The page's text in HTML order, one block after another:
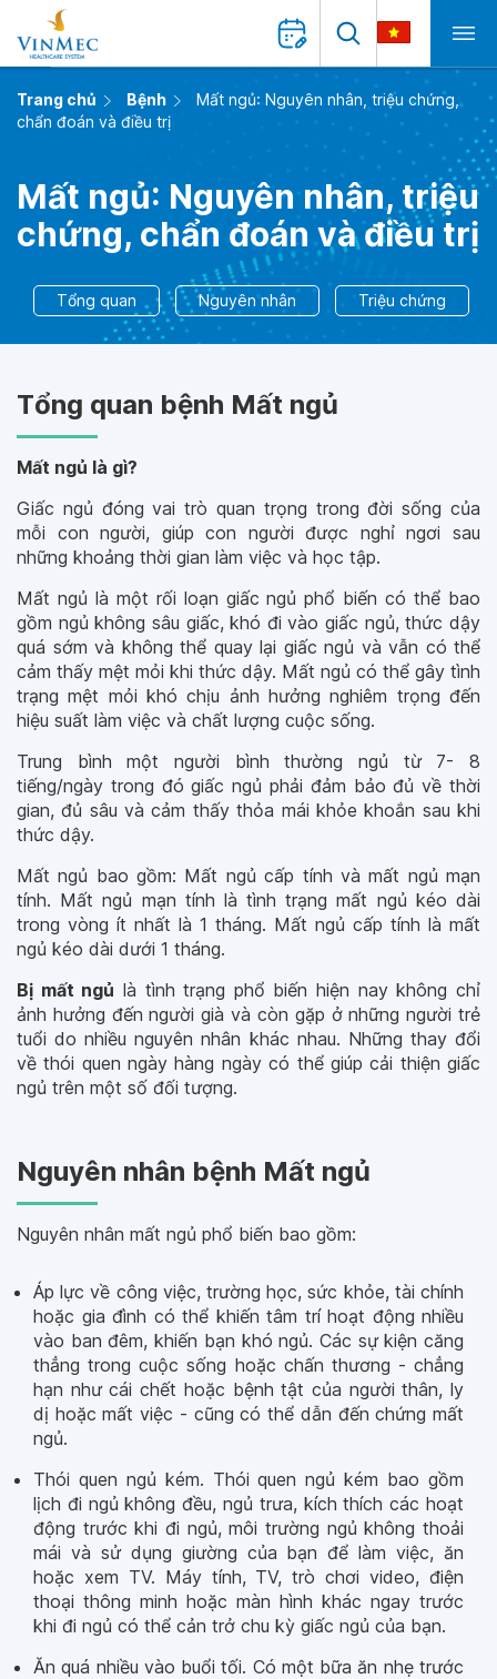
Trang chủ Bệnh
Mất ngủ: Nguyên nhân, triệu chứng,
chẩn đoán và điều trị
Mất ngủ: Nguyên nhân, triệu
chứng, chẩn đoán và điều trị
Tổng quan Nguyên nhân Triệu chứng
Tổng quan bệnh Mất ngủ
Mất ngủ là gì?
Giấc ngủ đóng vai trò quan trọng trong đời sống của
mỗi con người, giúp con người được nghỉ ngơi sau
những khoảng thời gian làm việc và học tập.
Mất ngủ là một rối loạn giấc ngủ phổ biến có thể bao
gồm ngủ không sâu giấc, khó đi vào giấc ngủ, thức dậy
quá sớm và không thể quay lại giấc ngủ và vẫn có thể
cảm thấy mệt mỏi khi thức dậy. Mất ngủ có thể gây tình
trạng mệt mỏi khó chịu ảnh hưởng nghiêm trọng đến
hiệu suất làm việc và chất lượng cuộc sống.
Trung bình một người bình thường ngủ từ 7- 8
tiếng/ngày trong đó giấc ngủ phải đảm bảo đủ về thời
gian, đủ sâu và cảm thấy thỏa mái khỏe khoắn sau khi
thức dậy.
Mất ngủ bao gồm: Mất ngủ cấp tính và mất ngủ mạn
tính. Mất ngủ mạn tính là tình trạng mất ngủ kéo dài
trong vòng ít nhất là 1 tháng. Mất ngủ cấp tính là mất
ngủ kéo dài dưới 1 tháng.
Bị mất ngủ là tình trạng phổ biến hiện nay không chỉ
ảnh hưởng đến người già và còn gặp ở những người trẻ
tuổi do nhiều nguyên nhân khác nhau. Những thay đổi
về thói quen ngày hàng ngày có thể giúp cải thiện giấc
ngủ trên một số đối tượng.
Nguyên nhân bệnh Mất ngủ
Nguyên nhân mất ngủ phổ biến bao gồm:
Áp lực về công việc, trường học, sức khỏe, tài chính
hoặc gia đình có thể khiến tâm trí hoạt động nhiều
vào ban đêm, khiến bạn khó ngủ. Các sự kiện căng
thẳng trong cuộc sống hoặc chấn thương - chẳng
hạn như cái chết hoặc bệnh tật của người thân, ly
dị hoặc mất việc - cũng có thể dẫn đến chứng mất
ngủ.
Thói quen ngủ kém. Thói quen ngủ kém bao gồm
lịch đi ngủ không đều, ngủ trưa, kích thích các hoạt
động trước khi đi ngủ, môi trường ngủ không thoải
mái và sử dụng giường của bạn để làm việc, ăn
hoặc xem TV. Máy tính, TV, trò chơi video, điện
thoại thông minh hoặc màn hình khác ngay trước
khi đi ngủ có thể cản trở chu kỳ giấc ngủ của bạn.
Ăn quá nhiều vào buổi tối. Có một bữa ăn nhẹ trước